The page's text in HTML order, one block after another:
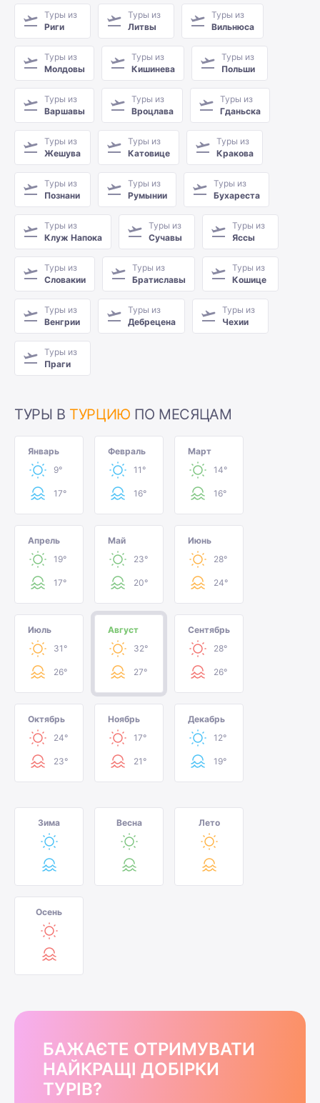
Туры из
Риги
Туры из
Литвы
Туры из
Вильнюса
Туры из
Молдовы
Туры из
Кишинева
Туры из
Польши
Туры из
Варшавы
Туры из
Вроцлава
Туры из
Гданьска
Туры из
Жешува
Туры из
Катовице
Туры из
Кракова
Туры из
Познани
Туры из
Румынии
Туры из
Бухареста
Туры из
Клуж Напока
Туры из
Сучавы
Туры из
Яссы
Туры из
Словакии
Туры из
Братиславы
Туры из
Кошице
Туры из
Венгрии
Туры из
Дебрецена
Туры из
Чехии
Туры из
Праги
ТУРЫ В ТУРЦИЮ ПО МЕСЯЦАМ
Январь
9°
17°
Февраль
11°
16°
Март
14°
16°
Апрель
19°
17°
Май
23°
20°
Июнь
28°
24°
Июль
31°
26°
Август
32°
27°
Сентябрь
28°
26°
Октябрь
24°
23°
Ноябрь
17°
21°
Декабрь
12°
19°
Зима Весна Лето
Осень
БАЖАЄТЕ ОТРИМУВАТИ
НАЙКРАЩІ ДОБІРКИ
ТУРІВ?